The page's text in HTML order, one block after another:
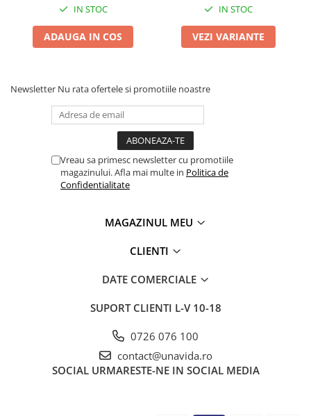
IN STOC
ADAUGA IN COS
IN STOC
VEZI VARIANTE
Newsletter Nu rata ofertele si promotiile noastre
Vreau sa primesc newsletter cu promotiile
magazinului. Afla mai multe in Politica de
Confidentialitate
MAGAZINUL MEU
CLIENTI
DATE COMERCIALE
SUPORT CLIENTI L-V 10-18
0726 076 100
contact@unavida.ro
SOCIAL URMARESTE-NE IN SOCIAL MEDIA